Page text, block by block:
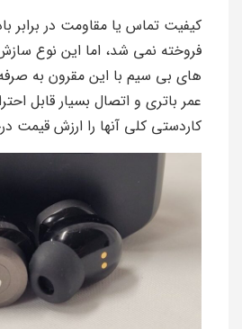
کیفیت تماس یا مقاومت در برابر
فروخته نمی شد، اما این نوع
های بی سیم با این مقرون به
عمر باتری و اتصال بسیار قابل
کاردستی کلی آنها را ارزش قیمت